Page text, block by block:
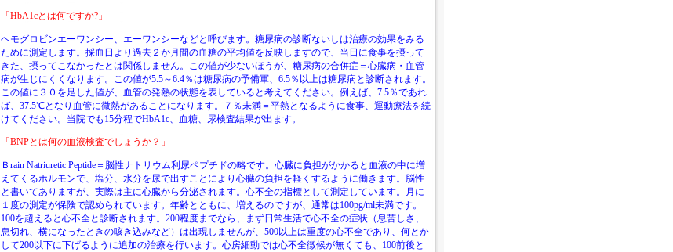
「HbA1cとは何ですか?」
ヘモグロビンエーワンシー、エーワンシーなどと呼びます。糖尿病の診断ないしは治療の効果をみる
ために測定します。採血日より過去２か月間の血糖の平均値を反映しますので、当日に食事を摂って
きた、摂ってこなかったとは関係しません。この値が少ないほうが、糖尿病の合併症＝心臓病・血管
病が生じにくくなります。この値が5.5～6.4％は糖尿病の予備軍、6.5％以上は糖尿病と診断されます。
この値に３０を足した値が、血管の発熱の状態を表していると考えてください。例えば、7.5％であれ
ば、37.5℃となり血管に微熱があることになります。７％未満＝平熱となるように食事、運動療法を続
けてください。当院でも15分程でHbA1c、血糖、尿検査結果が出ます。
「BNPとは何の血液検査でしょうか？」
Ｂrain Natriuretic Peptide＝脳性ナトリウム利尿ペプチドの略です。心臓に負担がかかると血液の中に増
えてくるホルモンで、塩分、水分を尿で出すことにより心臓の負担を軽くするように働きます。脳性
と書いてありますが、実際は主に心臓から分泌されます。心不全の指標として測定しています。月に
１度の測定が保険で認められています。年齢とともに、増えるのですが、通常は100pg/ml未満です。
100を超えると心不全と診断されます。200程度までなら、まず日常生活で心不全の症状（息苦しさ、
息切れ、横になったときの咳き込みなど）は出現しませんが、500以上は重度の心不全であり、何とか
して200以下に下げるように追加の治療を行います。心房細動では心不全徴候が無くても、100前後と